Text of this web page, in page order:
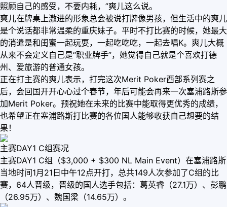
照顾自己的感受，不要内耗，”爽儿这么说。
爽儿在牌桌上激进的形象总会被说打牌像男孩，但生活中的爽儿
是个说话都非常温柔的重庆妹子。平时不打比赛的时候，她最大
的消遣是和闺蜜一起玩耍，一起吃吃吃，一起去唱K。爽儿大概
从来不会定义自己是“职业牌手”，她觉得自己就是个喜欢打德
州、爱旅游的普通女孩。
正在打主赛的爽儿表示，打完这次Merit Poker西部系列赛之
后，会回国开开心心过个春节，年后可能会再来一次塞浦路斯参
加Merit Poker。预祝她在未来的比赛中能取得更优秀的成绩，
也希望正在塞浦路斯打比赛的各位国人能够收获自己想要的结
果！
主赛DAY1 C组赛况
主赛DAY1 C组（$3,000 + $300 NL Main Event）在塞浦路斯
当地时间1月21日中午12点开打，总共149人次参加了C组的比
赛，64人晋级，晋级的国人选手包括：葛英睿（27.1万）、彭鹏
（26.95万）、魏国梁（14.65万）。